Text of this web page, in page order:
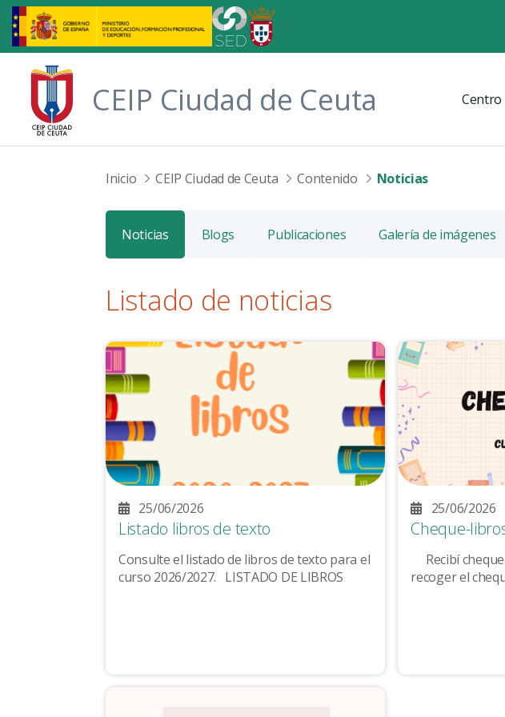
Saltar al contenido principal
CEIP Ciudad de Ceuta Centro
Inicio CEIP Ciudad de Ceuta Contenido Noticias
Noticias Blogs Publicaciones Galería de imágenes
Listado de noticias
25/06/2026
Listado libros de texto
Consulte el listado de libros de texto para el
curso 2026/2027. LISTADO DE LIBROS
25/06/2026
Cheque-
recoger el